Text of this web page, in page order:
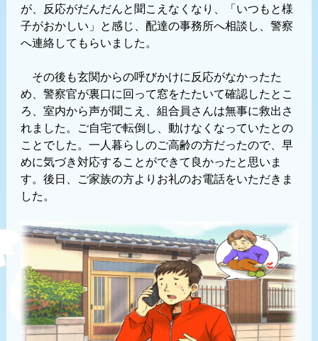
が、反応がだんだんと聞こえなくなり、「いつもと様
子がおかしい」と感じ、配達の事務所へ相談し、警察
へ連絡してもらいました。
その後も玄関からの呼びかけに反応がなかったた
め、警察官が裏口に回って窓をたたいて確認したとこ
ろ、室内から声が聞こえ、組合員さんは無事に救出さ
れました。ご自宅で転倒し、動けなくなっていたとの
ことでした。一人暮らしのご高齢の方だったので、早
めに気づき対応することができて良かったと思いま
す。後日、ご家族の方よりお礼のお電話をいただきま
した。